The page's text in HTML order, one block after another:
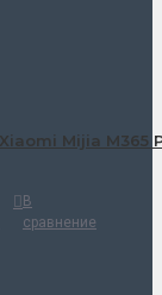
Mijia M365
В
сравнение